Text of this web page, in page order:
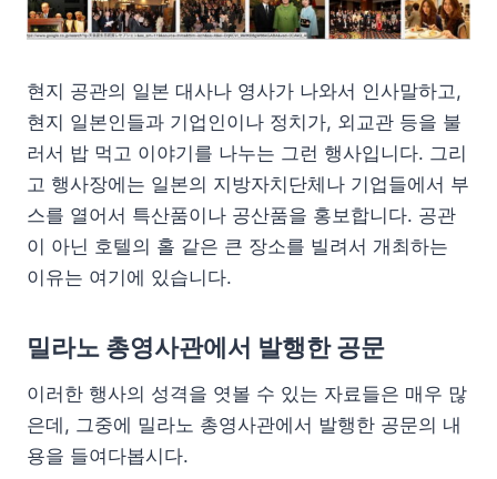
현지 공관의 일본 대사나 영사가 나와서 인사말하고,
현지 일본인들과 기업인이나 정치가, 외교관 등을 불
러서 밥 먹고 이야기를 나누는 그런 행사입니다. 그리
고 행사장에는 일본의 지방자치단체나 기업들에서 부
스를 열어서 특산품이나 공산품을 홍보합니다. 공관
이 아닌 호텔의 홀 같은 큰 장소를 빌려서 개최하는
이유는 여기에 있습니다.
밀라노 총영사관에서 발행한 공문
이러한 행사의 성격을 엿볼 수 있는 자료들은 매우 많
은데, 그중에 밀라노 총영사관에서 발행한 공문의 내
용을 들여다봅시다.